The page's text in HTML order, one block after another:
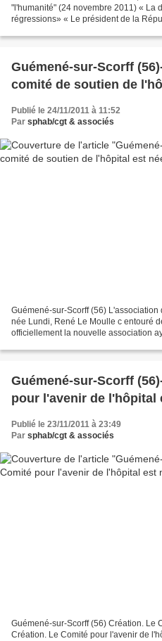
"l'humanité" (24 novembre 2011) « La
régressions» « Le président de la
Guémené-sur-Scorff
comité de soutien de
Publié le 24/11/2011 à 11:52
Par sphab/cgt & associés
Guémené-sur-Scorff (56)
née Lundi, René Le Moulle c entouré
officiellement la nouvelle association
Guémené-sur-Scorff
pour l'avenir de l'hôpital
Publié le 23/11/2011 à 23:49
Par sphab/cgt & associés
Guémené-sur-Scorff (56) Création. Le
Création. Le Comité pour l'avenir de